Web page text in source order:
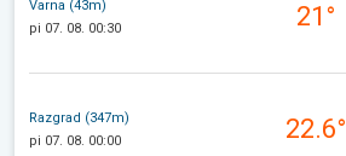
Varna (43m)
pi 07. 08. 00:30
21°
Razgrad (347m)
pi 07. 08. 00:00
22.6°